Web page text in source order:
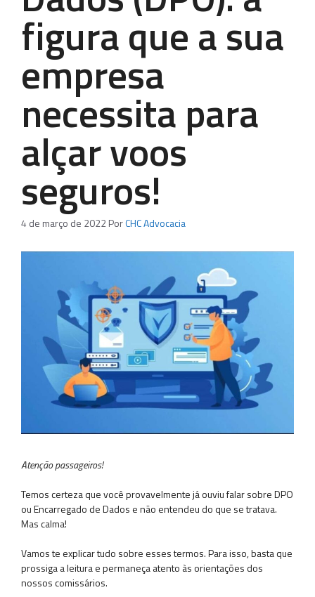
figura que a sua
empresa
necessita para
alçar voos
seguros!
4 de março de 2022PorCHC Advocacia
Atenção passageiros!
Temos certeza que você provavelmente já ouviu falar sobre DPO
ou Encarregado de Dados e não entendeu do que se tratava.
Mas calma!
Vamos te explicar tudo sobre esses termos. Para isso, basta que
prossiga a leitura e permaneça atento às orientações dos
nossos comissários.